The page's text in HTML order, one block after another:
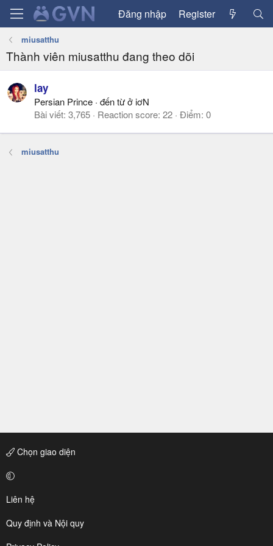
Đăng nhập Register
miusatthu
Thành viên miusatthu đang theo dõi
lay
Persian Prince · đến từở iơN
Bài viết 3,765 Reaction score 22 Điểm 0
miusatthu
Chọn giao diện
Liên hệ
Quy định và Nội quy